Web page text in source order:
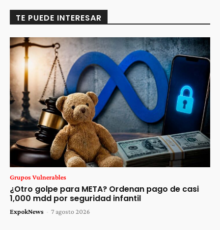
TE PUEDE INTERESAR
Grupos Vulnerables
¿Otro golpe para META? Ordenan pago de casi
1,000 mdd por seguridad infantil
ExpokNews - 7 agosto 2026